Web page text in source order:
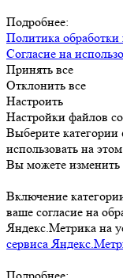
Подробнее:
Политика
Согласие на
Принять все
Отклонить все
Настроить
Настройки файлов
Выберите категории
использовать на
Вы можете
Включение
ваше согласие на
Яндекс.Метрика на
сервиса